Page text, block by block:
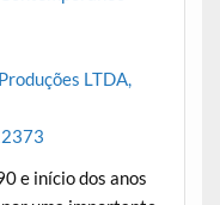
LTDA,
e início dos anos